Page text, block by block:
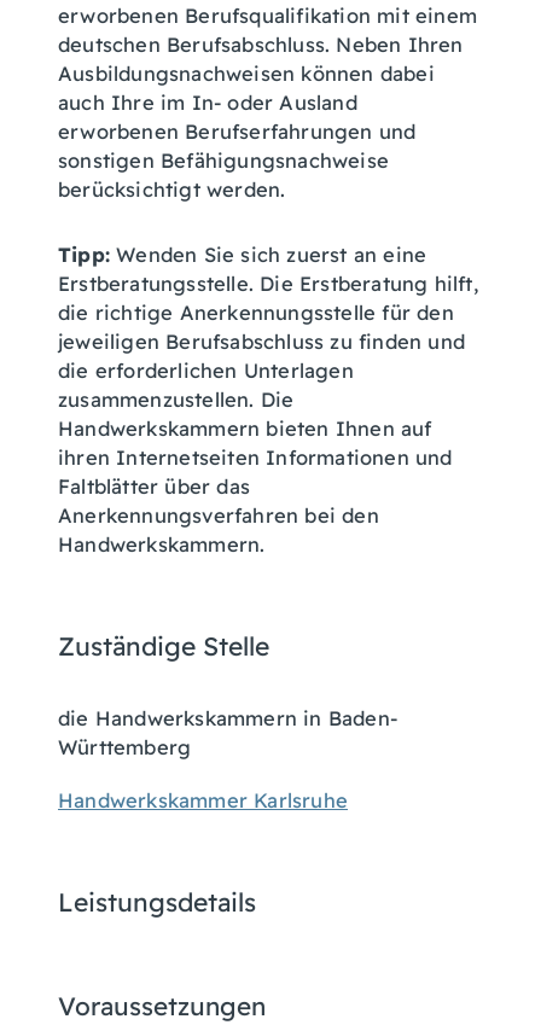
erworbenen Berufsqualifikation mit einem
deutschen Berufsabschluss. Neben Ihren
Ausbildungsnachweisen können dabei
auch Ihre im In- oder Ausland
erworbenen Berufserfahrungen und
sonstigen Befähigungsnachweise
berücksichtigt werden.
Tipp: Wenden Sie sich zuerst an eine
Erstberatungsstelle. Die Erstberatung hilft,
die richtige Anerkennungsstelle für den
jeweiligen Berufsabschluss zu finden und
die erforderlichen Unterlagen
zusammenzustellen. Die
Handwerkskammern bieten Ihnen auf
ihren Internetseiten Informationen und
Faltblätter über das
Anerkennungsverfahren bei den
Handwerkskammern.
Zuständige Stelle
die Handwerkskammern in Baden-
Württemberg
Handwerkskammer Karlsruhe
Leistungsdetails
Voraussetzungen